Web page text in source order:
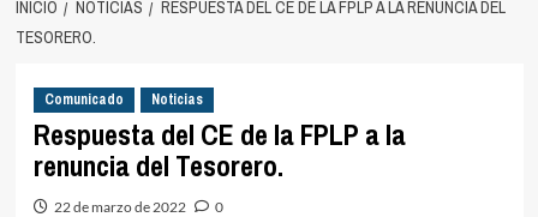
INICIO NOTICIAS
RESPUESTA DEL CE DE LA FPLP A LA RENUNCIA DEL
TESORERO.
Comunicado Noticias
Respuesta del CE de la FPLP a la
renuncia del Tesorero.
22 de marzo de 2022 0